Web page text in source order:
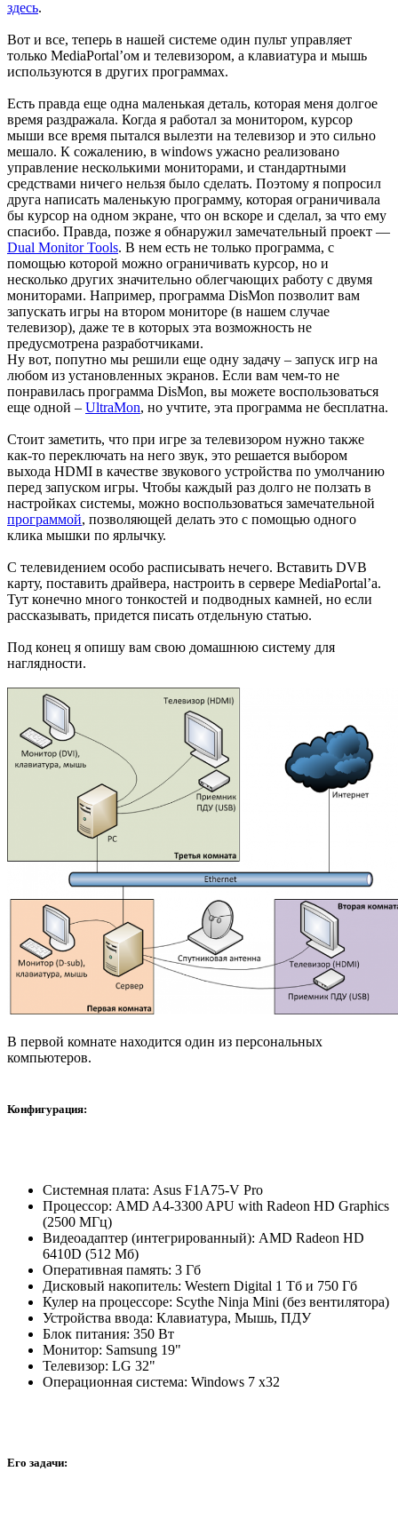
здесь.
Вот и все, теперь в нашей системе один пульт управляет
только MediaPortal’ом и телевизором, а клавиатура и мышь
используются в других программах.
Есть правда еще одна маленькая деталь, которая меня долгое
время раздражала. Когда я работал за монитором, курсор
мыши все время пытался вылезти на телевизор и это сильно
мешало. К сожалению, в windows ужасно реализовано
управление несколькими мониторами, и стандартными
средствами ничего нельзя было сделать. Поэтому я попросил
друга написать маленькую программу, которая ограничивала
бы курсор на одном экране, что он вскоре и сделал, за что ему
спасибо. Правда, позже я обнаружил замечательный проект —
Dual Monitor Tools. В нем есть не только программа, с
помощью которой можно ограничивать курсор, но и
несколько других значительно облегчающих работу с двумя
мониторами. Например, программа DisMon позволит вам
запускать игры на втором мониторе (в нашем случае
телевизор), даже те в которых эта возможность не
предусмотрена разработчиками.
Ну вот, попутно мы решили еще одну задачу – запуск игр на
любом из установленных экранов. Если вам чем-то не
понравилась программа DisMon, вы можете воспользоваться
еще одной – UltraMon, но учтите, эта программа не бесплатна.
Стоит заметить, что при игре за телевизором нужно также
как-то переключать на него звук, это решается выбором
выхода HDMI в качестве звукового устройства по умолчанию
перед запуском игры. Чтобы каждый раз долго не ползать в
настройках системы, можно воспользоваться замечательной
программой, позволяющей делать это с помощью одного
клика мышки по ярлычку.
С телевидением особо расписывать нечего. Вставить DVB
карту, поставить драйвера, настроить в сервере MediaPortal’а.
Тут конечно много тонкостей и подводных камней, но если
рассказывать, придется писать отдельную статью.
Под конец я опишу вам свою домашнюю систему для
наглядности.
В первой комнате находится один из персональных
компьютеров.
Конфигурация:
Системная плата: Asus F1A75-V Pro
Процессор: AMD A4-3300 APU with Radeon HD Graphics
(2500 МГц)
Видеоадаптер (интегрированный): AMD Radeon HD
6410D (512 Мб)
Оперативная память: 3 Гб
Дисковый накопитель: Western Digital 1 Тб и 750 Гб
Кулер на процессоре: Scythe Ninja Mini (без вентилятора)
Устройства ввода: Клавиатура, Мышь, ПДУ
Блок питания: 350 Вт
Монитор: Samsung 19"
Телевизор: LG 32"
Операционная система: Windows 7 x32
Его задачи: